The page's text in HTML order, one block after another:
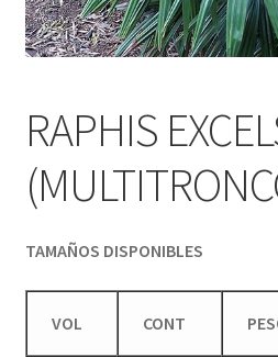
RAPHIS
TAMAÑOS DISPONIBLES
VOL CONT